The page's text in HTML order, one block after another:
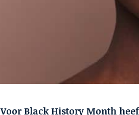
Voor Black History Month